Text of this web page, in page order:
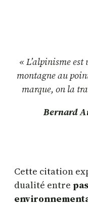
« L’alpinisme
montagne au
marque, on la
Bernard
Cette citation
dualité entre